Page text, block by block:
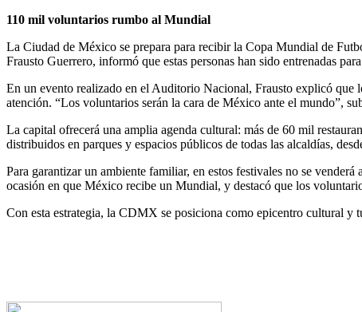
110 mil voluntarios rumbo al Mundial
La Ciudad de México se prepara para recibir la Copa Mundial de
Frausto Guerrero, informó que estas personas han sido entrenadas
En un evento realizado en el Auditorio Nacional, Frausto explicó que
atención. “Los voluntarios serán la cara de México ante el mundo”,
La capital ofrecerá una amplia agenda cultural: más de 60 mil
distribuidos en parques y espacios públicos de todas las alcaldías,
Para garantizar un ambiente familiar, en estos festivales no se
ocasión en que México recibe un Mundial, y destacó que los
Con esta estrategia, la CDMX se posiciona como epicentro cultural